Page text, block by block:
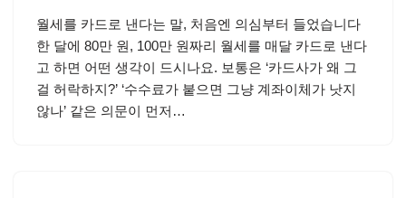
월세를 카드로 낸다는 말, 처음엔 의심부터 들었습니다
한 달에 80만 원, 100만 원짜리 월세를 매달 카드로 낸다
고 하면 어떤 생각이 드시나요. 보통은 ‘카드사가 왜 그
걸 허락하지?’ ‘수수료가 붙으면 그냥 계좌이체가 낫지
않나’ 같은 의문이 먼저…